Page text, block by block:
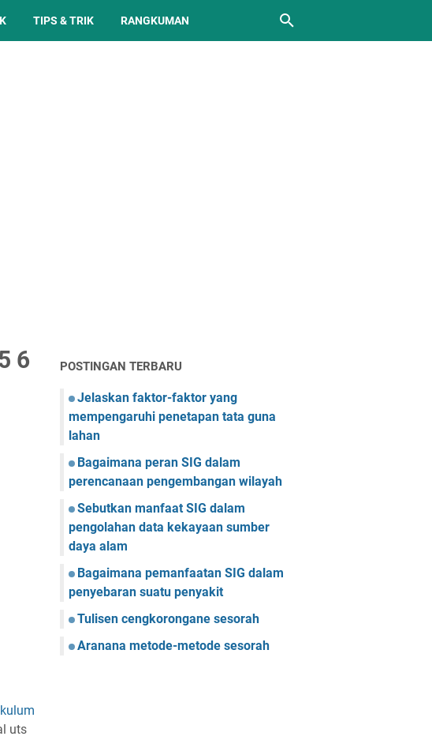
TIPS & TRIK RANGKUMAN
6
uts
POSTINGAN TERBARU
Jelaskan faktor-faktor yang
mempengaruhi penetapan tata guna
lahan
Bagaimana peran SIG dalam
perencanaan pengembangan wilayah
Sebutkan manfaat SIG dalam
pengolahan data kekayaan sumber
daya alam
Bagaimana pemanfaatan SIG dalam
penyebaran suatu penyakit
Tulisen cengkorongane sesorah
Aranana metode-metode sesorah